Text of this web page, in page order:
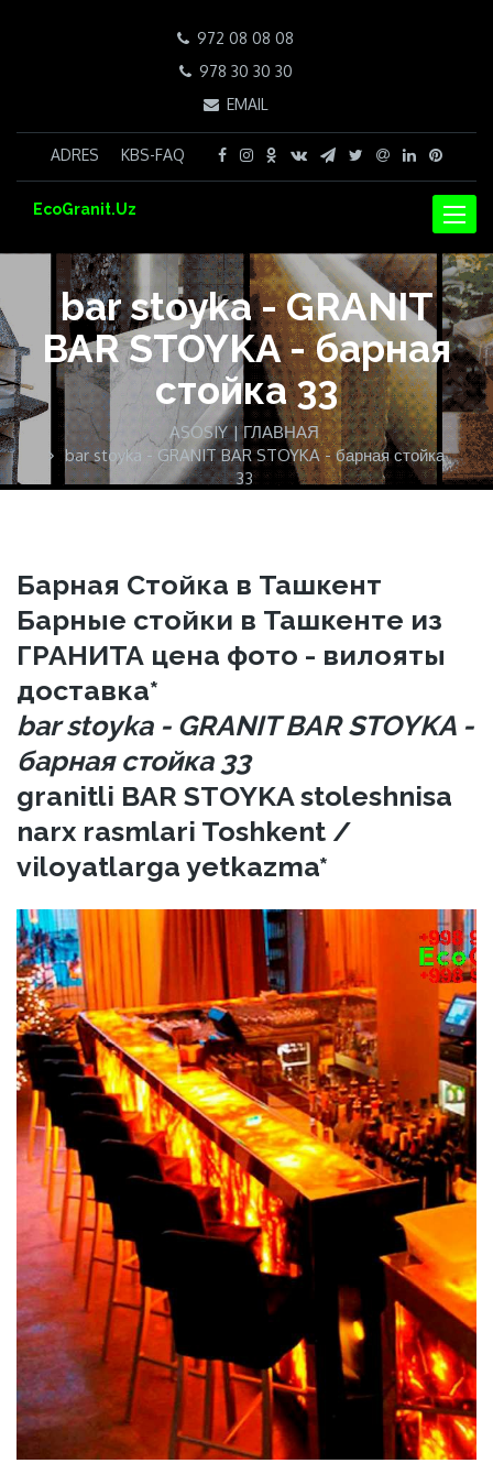
972 08 08 08
978 30 30 30
EMAIL
ADRES KBS-FAQ
EcoGranit.Uz
bar stoyka - GRANIT
BAR STOYKA - барная
стойка 33
ASOSIY | ГЛАВНАЯ
bar stoyka - GRANIT BAR STOYKA - барная стойка
33
Барная Стойка в Ташкент
Барные стойки в Ташкенте из
ГРАНИТА цена фото - вилояты
доставка*
bar stoyka - GRANIT BAR STOYKA -
барная стойка 33
granitli BAR STOYKA stoleshnisa
narx rasmlari Toshkent /
viloyatlarga yetkazma*